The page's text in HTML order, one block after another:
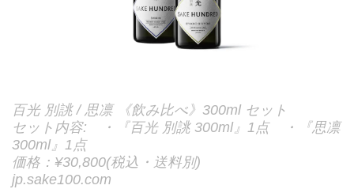
百光 別誂 / 思凛 《飲み比べ》300ml セット
セット内容: ・『百光 別誂 300ml』1点 ・『思凛
300ml』1点
価格：¥30,800(税込・送料別)
jp.sake100.com